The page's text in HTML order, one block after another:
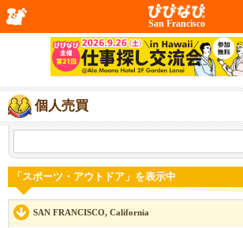
San Francisco
個人売買
「スポーツ・アウトドア」を表示中
SAN FRANCISCO, California